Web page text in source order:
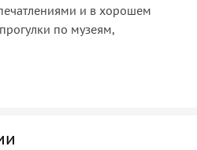
и в хорошем
по музеям,